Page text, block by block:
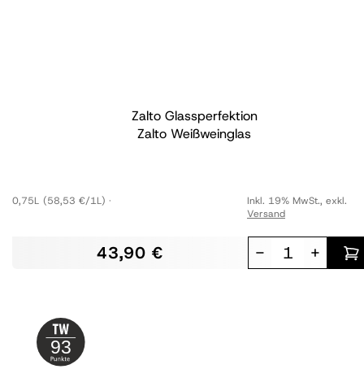
Zalto Glassperfektion
Zalto Weißweinglas
0,75L (58,53 €/1L)
43,90 €
Inkl. 19% MwSt., exkl.
Versand
- +
93